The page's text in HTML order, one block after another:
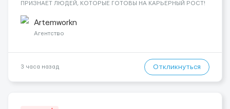
ПРИЗНАЕТ ЛЮДЕЙ, КОТОРЫЕ ГОТОВЫ НА КАРЬЕРНЫЙ РОСТ!
сварщика, Помощник механика ( стыковка метала, зачистка
метала, подготовка рабочего места и т....
Artemworkn
Агентство
3 часа назад Откликнуться